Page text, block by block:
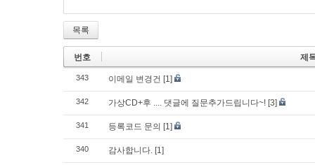
목록
번호 제
343 이메일 변경건 [1]
342 가상CD+후 .... 댓글에 질문추가드립니다~! [3]
341 등록코드 문의 [1]
340 감사합니다. [1]